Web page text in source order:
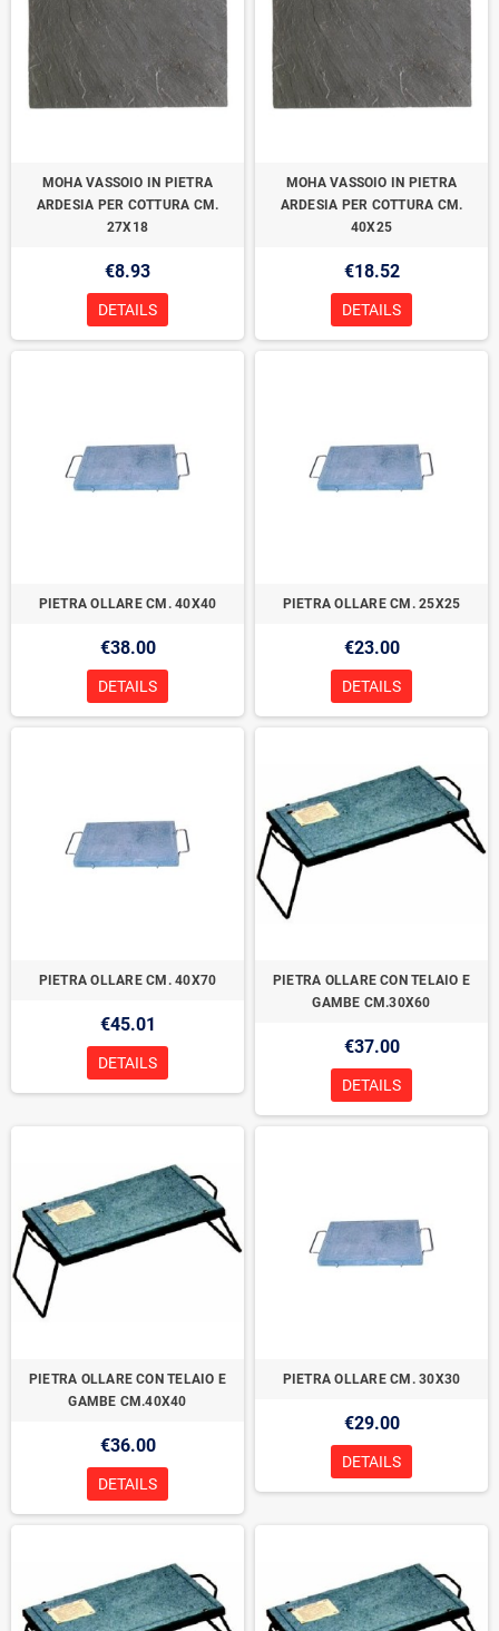
MOHA VASSOIO IN PIETRA
ARDESIA PER COTTURA CM.
27X18
€8.93
DETAILS
MOHA VASSOIO IN PIETRA
ARDESIA PER COTTURA CM.
40X25
€18.52
DETAILS
PIETRA OLLARE CM. 40X40
€38.00
DETAILS
PIETRA OLLARE CM. 25X25
€23.00
DETAILS
PIETRA OLLARE CM. 40X70
€45.01
DETAILS
PIETRA OLLARE CON TELAIO E
GAMBE CM.30X60
€37.00
DETAILS
PIETRA OLLARE CON TELAIO E
GAMBE CM.40X40
€36.00
DETAILS
PIETRA OLLARE CM. 30X30
€29.00
DETAILS